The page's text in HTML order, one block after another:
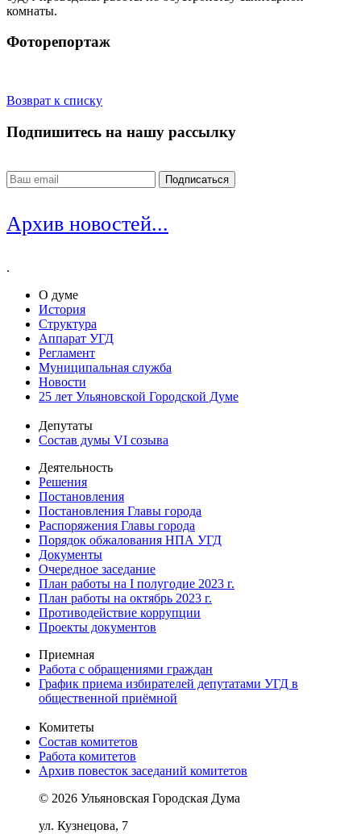
комнаты.
Фоторепортаж
Возврат к списку
Подпишитесь на нашу рассылку
Архив новостей...
.
О думе
История
Структура
Аппарат УГД
Регламент
Муниципальная служба
Новости
25 лет Ульяновской Городской Думе
Депутаты
Состав думы VI созыва
Деятельность
Решения
Постановления
Постановления Главы города
Распоряжения Главы города
Порядок обжалования НПА УГД
Документы
Очередное заседание
План работы на I полугодие 2023 г.
План работы на октябрь 2023 г.
Противодействие коррупции
Проекты документов
Приемная
Работа с обращениями граждан
График приема избирателей депутатами УГД в
общественной приёмной
Комитеты
Состав комитетов
Работа комитетов
Архив повесток заседаний комитетов
© 2026 Ульяновская Городская Дума
ул. Кузнецова, 7